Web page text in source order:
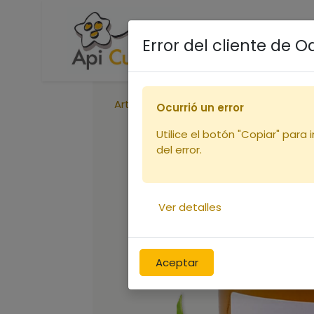
Accueil Boutique
Articles Miel d'Oranger 450 Gr
Error del cliente de
Aceptar
Ocurrió un error
Utilice el botón "Copiar" para
del error.
Ver detalles